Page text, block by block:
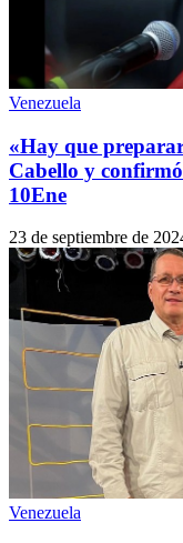
Venezuela
«Hay que
Cabello y
10Ene
23 de septiembre de
Venezuela